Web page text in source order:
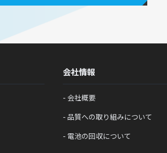
会社情報
会社概要
品質への取り組みについて
電池の回収について